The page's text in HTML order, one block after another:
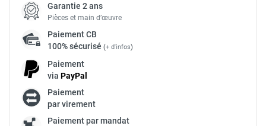
Garantie 2 ans
Pièces et main d’œuvre
PaiementCB
100% sécurisé (+ d'infos)
Paiement
via PayPal
Paiement
par virement
Paiement par mandat